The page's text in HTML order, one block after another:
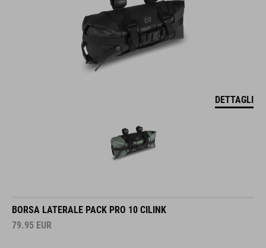
DETTAGLI
BORSA LATERALE PACK PRO 10 CILINK
79.95 EUR